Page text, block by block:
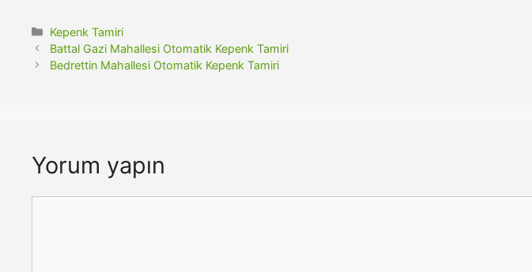
Kategoriler
Kepenk Tamiri
Battal Gazi Mahallesi Otomatik Kepenk Tamiri
Bedrettin Mahallesi Otomatik Kepenk Tamiri
Yorum yapın